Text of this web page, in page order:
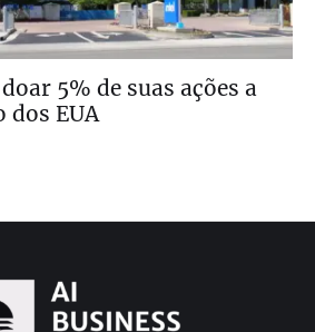
5% de suas ações a
dos EUA